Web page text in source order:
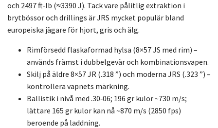
och 2497 ft‑lb (≈3390 J). Tack vare pålitlig extraktion i
brytbössor och drillings är JRS mycket populär bland
europeiska jägare för hjort, gris och älg.
Rimförsedd flaskaformad hylsa (8×57 JS med rim) –
används främst i dubbelgevär och kombinationsvapen.
Skilj på äldre 8×57 JR (.318 ”) och moderna JRS (.323 ”) –
kontrollera vapnets märkning.
Ballistik i nivå med .30‑06; 196 gr kulor ~730 m/s;
lättare 165 gr kulor kan nå ~870 m/s (2850 fps)
beroende på laddning.